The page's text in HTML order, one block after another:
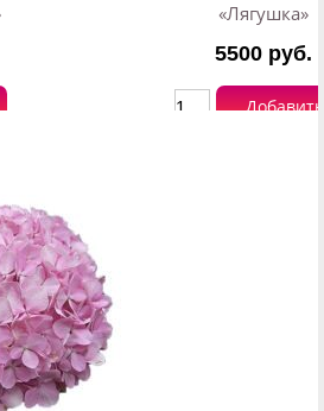
«Лягушка»
Добавить
5500 руб.